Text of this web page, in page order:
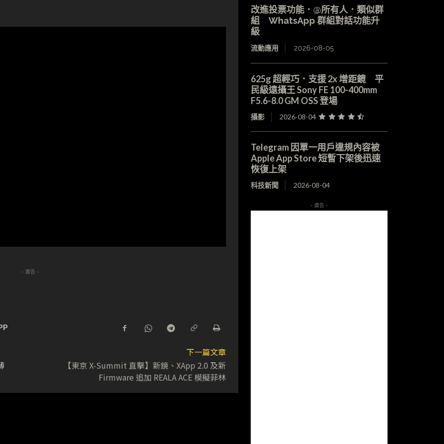
- 廣告 -
下一篇文章
【東京 X-Summit 直擊】新鏡、XApp 2.0 及新
Firmware 追加 REALA ACE 模擬菲林
改進投票功能．@所有人．類似群
組 WhatsApp 群組對話功能升
級
流動應用 2026-08-05
625g 超輕巧．支援 2x 增距鏡 平
民級遠攝王 Sony FE 100-400mm
F5.6-8.0 GM OSS 登場
攝影 2026-08-04
Telegram 因單一用戶違規內容被
Apple App Store 短暫下架後迅速
恢復上架
科技新聞 2026-08-04
- 廣告 -